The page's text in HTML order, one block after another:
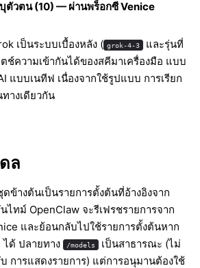
ตัวตน (10) — ผ่านพร็อกซี Venice
เป็นระบบเบื้องหลัง ( grok-4-3 และรุ่นที่
ช์ความเข้ากันได้ของสคีมาเครื่องมือ แบบ
แบบเนทีฟ เนื่องจากใช้รูปแบบ การเรียก
างเดียวกัน
ล
ข้างต้นเป็นรายการตั้งต้นที่อ้างอิงจาก
ทม์ OpenClaw จะรีเฟรชรายการจาก
และย้อนกลับไปใช้รายการตั้งต้นหาก
ได้ ปลายทาง
/models เป็นสาธารณะ (ไม่
การแสดงรายการ) แต่การอนุมานต้องใช้